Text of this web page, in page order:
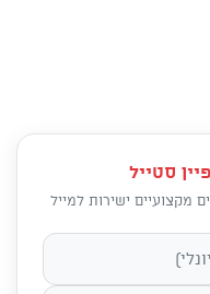
סטייל
מקצועיים ישירות למייל